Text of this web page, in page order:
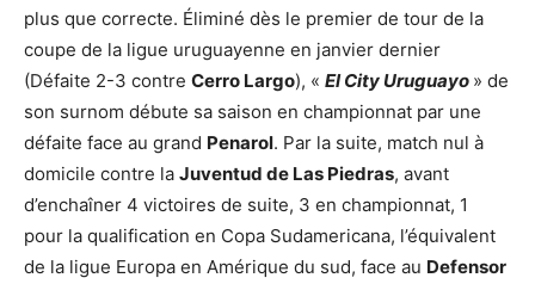
plus que correcte. Éliminé dès le premier de tour de la
coupe de la ligue uruguayenne en janvier dernier
(Défaite 2-3 contre Cerro Largo), « El City Uruguayo » de
son surnom débute sa saison en championnat par une
défaite face au grand Penarol. Par la suite, match nul à
domicile contre la Juventud de Las Piedras, avant
d’enchaîner 4 victoires de suite, 3 en championnat, 1
pour la qualification en Copa Sudamericana, l’équivalent
de la ligue Europa en Amérique du sud, face au Defensor